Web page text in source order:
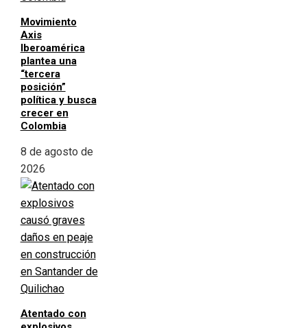
Movimiento
Axis
Iberoamérica
plantea una
“tercera
posición”
política y busca
crecer en
Colombia
8 de agosto de
2026
Atentado con